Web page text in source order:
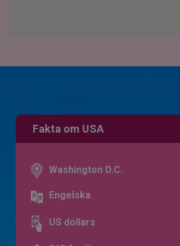
Fakta om USA
Washington D.C.
Engelska
US dollars